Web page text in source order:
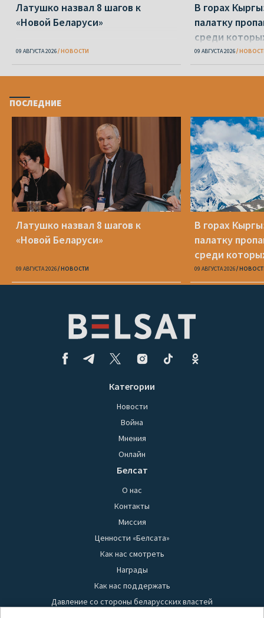
Латушко назвал 8 шагов к
«Новой Беларуси»
09 АВГУСТА 2026 НОВОСТИ
В горах
палатку
среди
09 АВГУСТА 2026
ПОСЛЕДНИЕ
Латушко назвал 8 шагов к
«Новой Беларуси»
09 АВГУСТА 2026 НОВОСТИ
В горах
палатку
среди
09 АВГУСТА 2026
Категории
Новости
Война
Мнения
Онлайн
Белсат
О нас
Контакты
Миссия
Ценности «Белсата»
Как нас смотреть
Награды
Как нас поддержать
Давление со стороны беларусских властей